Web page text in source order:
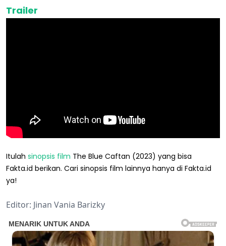
Trailer
Itulah sinopsis film The Blue Caftan (2023) yang bisa
Fakta.id berikan. Cari sinopsis film lainnya hanya di Fakta.id
ya!
Editor: Jinan Vania Barizky